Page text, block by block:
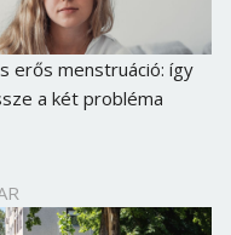
erős menstruáció: így
a két probléma